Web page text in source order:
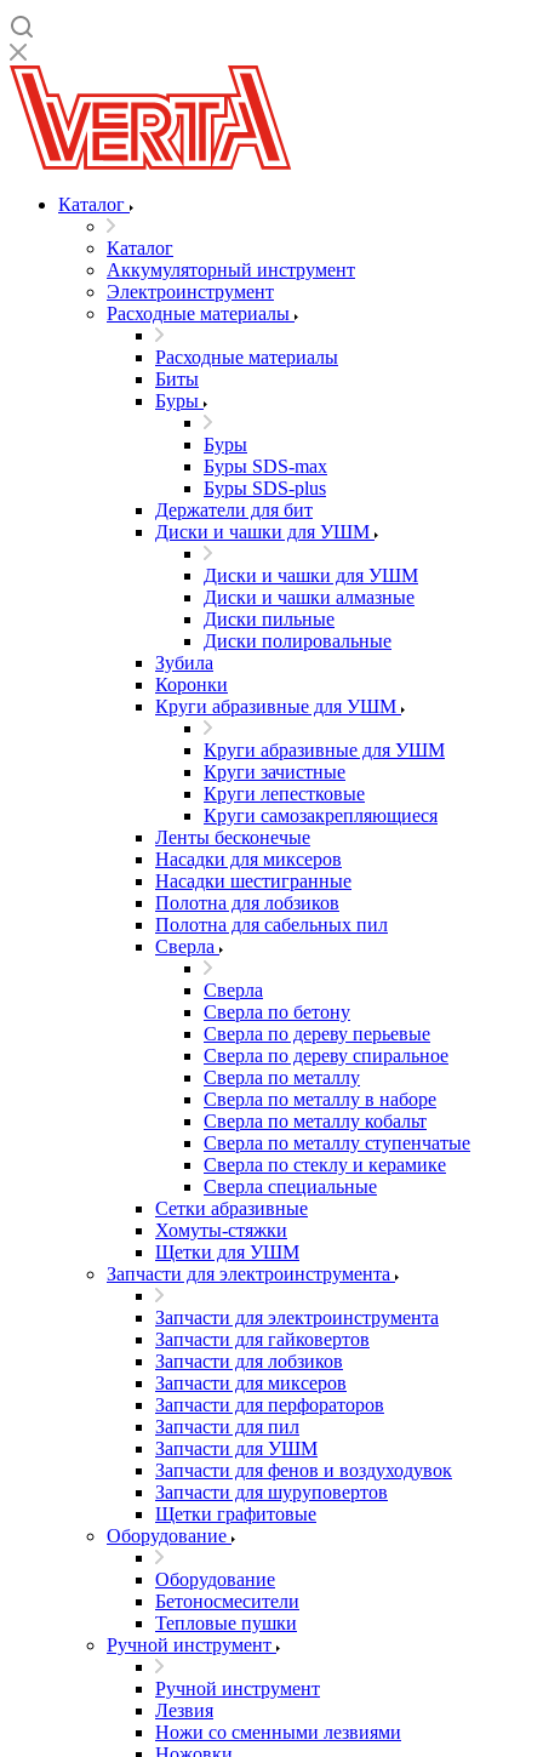
Каталог
Каталог
Аккумуляторный инструмент
Электроинструмент
Расходные материалы
Расходные материалы
Биты
Буры
Буры
Буры SDS-max
Буры SDS-plus
Держатели для бит
Диски и чашки для УШМ
Диски и чашки для УШМ
Диски и чашки алмазные
Диски пильные
Диски полировальные
Зубила
Коронки
Круги абразивные для УШМ
Круги абразивные для УШМ
Круги зачистные
Круги лепестковые
Круги самозакрепляющиеся
Ленты бесконечые
Насадки для миксеров
Насадки шестигранные
Полотна для лобзиков
Полотна для сабельных пил
Сверла
Сверла
Сверла по бетону
Сверла по дереву перьевые
Сверла по дереву спиральное
Сверла по металлу
Сверла по металлу в наборе
Сверла по металлу кобальт
Сверла по металлу ступенчатые
Сверла по стеклу и керамике
Сверла специальные
Сетки абразивные
Хомуты-стяжки
Щетки для УШМ
Запчасти для электроинструмента
Запчасти для электроинструмента
Запчасти для гайковертов
Запчасти для лобзиков
Запчасти для миксеров
Запчасти для перфораторов
Запчасти для пил
Запчасти для УШМ
Запчасти для фенов и воздуходувок
Запчасти для шуруповертов
Щетки графитовые
Оборудование
Оборудование
Бетоносмесители
Тепловые пушки
Ручной инструмент
Ручной инструмент
Лезвия
Ножи со сменными лезвиями